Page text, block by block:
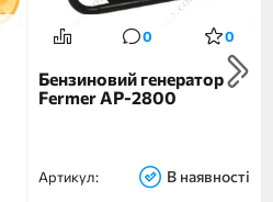
0 0
Бензиновий генератор
Fermer AP-2800
Артикул: В наявності